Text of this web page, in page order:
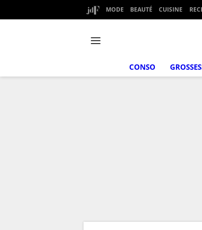
MODE BEAUTÉ CUISINE
CONSO